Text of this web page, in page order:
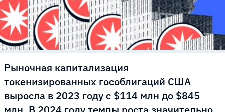
Рыночная капитализация
токенизированных гособлигаций США
выросла в 2023 году с $114 млн до $845